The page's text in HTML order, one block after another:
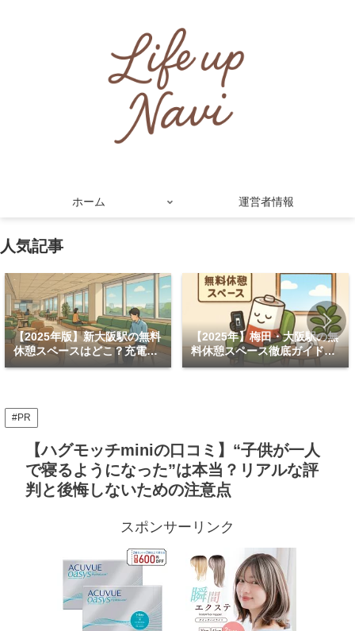
ホーム 運営者情報
人気記事
【2025年版】新大阪駅の無料
休憩スペースはどこ？充電・
PC作業OKな穴場7選
【2025年】梅田・大阪駅の無
料休憩スペース徹底ガイド！
座って休める穴場
#PR
【ハグモッチminiの口コミ】“子供が一人
で寝るようになった”は本当？リアルな評
判と後悔しないための注意点
スポンサーリンク